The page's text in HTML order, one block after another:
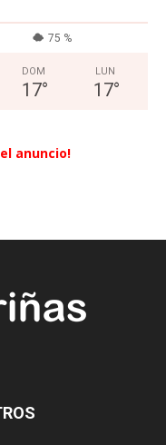
75 %
DOM
17°
LUN
17°
anuncio!